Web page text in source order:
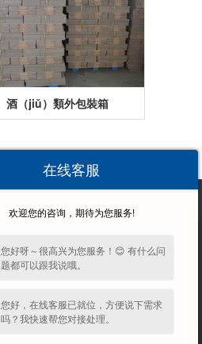
酒（jiǔ）類外包裝箱
訪問手機端
在线客服
欢迎您的咨询，期待为您服务!
您好呀～很高兴为您服务！😊 有什么问
题都可以跟我说哦。
您好，在线客服已就位，方便说下需求
吗？我快速帮您对接处理。